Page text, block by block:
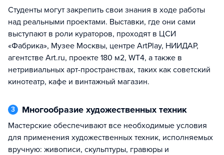
Студенты могут закрепить свои знания в ходе работы
над реальными проектами. Выставки, где они сами
выступают в роли кураторов, проходят в ЦСИ
«Фабрика», Музее Москвы, центре ArtPlay, НИИДАР,
агентстве Art.ru, проекте 180 м2, WT4, а также в
нетривиальных арт-пространствах, таких как советский
кинотеатр, кафе и винтажный магазин.
3 Многообразие художественных техник
Мастерские обеспечивают все необходимые условия
для применения художественных техник, исполняемых
вручную: живописи, скульптуры, гравюры и